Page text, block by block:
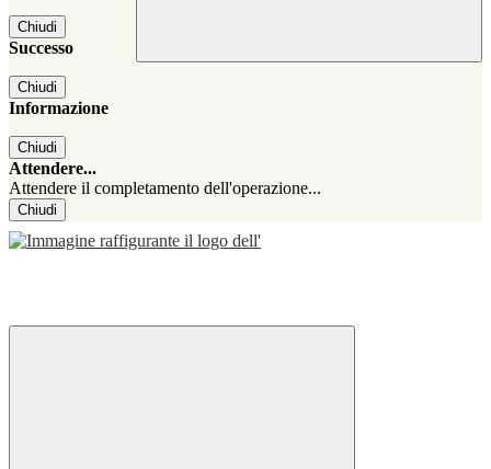
Chiudi
Successo
Chiudi
Informazione
Chiudi
Attendere...
Attendere il completamento dell'operazione...
Chiudi